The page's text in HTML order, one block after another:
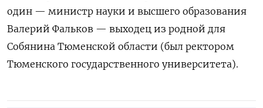
один — министр науки и высшего образования
Валерий Фальков — выходец из родной для
Собянина Тюменской области (был ректором
Тюменского государственного университета).